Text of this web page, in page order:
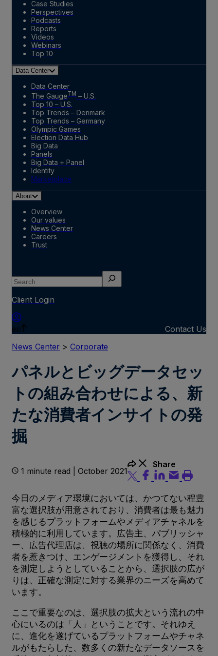
Case Studies
Perspectives
Podcasts
Reports
Videos
Webinars
Top 10
Data Center
Data Center
The GaugeTM – U.S.
Top 10 – U.S.
Top Trends – Denmark
Top Trends – Germany
Olympic Games
Election Data Hub
Big Data
Panels
Big Data + Panel
Identity
Marketplace
About
Overview
Our values
News Center
Careers
Trust
Search
Client Login
en
Contact Us
News Center > Corporate
パネルとビッグデータセッ
トの組み合わせによる、新
たな消費者インサイトの発
掘
1 minute read | October 2021
Share
今日のメディア環境においては、かつてない程豊
富な選択肢が用意されており、消費者は最も魅力
を感じるプラットフォームやメディアチャネルを
積極的に利用しています。広告主、パブリッシャ
ー、広告代理店は、視聴の場所に関係なく、消費
者を惹きつけ、エンゲージメントを獲得し、それ
を測定しようとしていることから、選択肢の広が
りは、正確な測定に対する業界のニーズを高めて
います。
ここで重要なのは、選択肢の拡大という流れの中
心にいるのは「人」ということです。それゆえ
に、進化を遂げているプラットフォームやチャネ
ルがもたらした、数多くの新たなデータソースを